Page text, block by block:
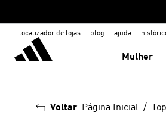
localizador de lojas blog ajuda
Mulher
Voltar Página Inicial